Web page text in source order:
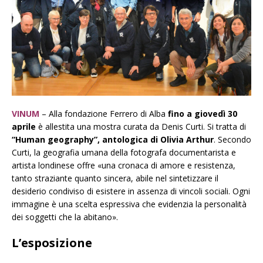
VINUM – Alla fondazione Ferrero di Alba fino a giovedì 30
aprile è allestita una mostra curata da Denis Curti. Si tratta di
“Human geography”, antologica di Olivia Arthur. Secondo
Curti, la geografia umana della fotografa documentarista e
artista londinese offre «una cronaca di amore e resistenza,
tanto straziante quanto sincera, abile nel sintetizzare il
desiderio condiviso di esistere in assenza di vincoli sociali. Ogni
immagine è una scelta espressiva che evidenzia la personalità
dei soggetti che la abitano».
L’esposizione